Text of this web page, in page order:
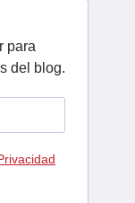
para
del blog.